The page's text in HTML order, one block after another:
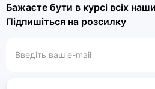
Бажаєте бути в курсі всіх
Підпишіться на розсилку